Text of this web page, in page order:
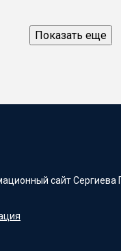
Показать еще
сайт